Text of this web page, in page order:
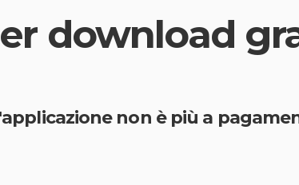
download
non è più a